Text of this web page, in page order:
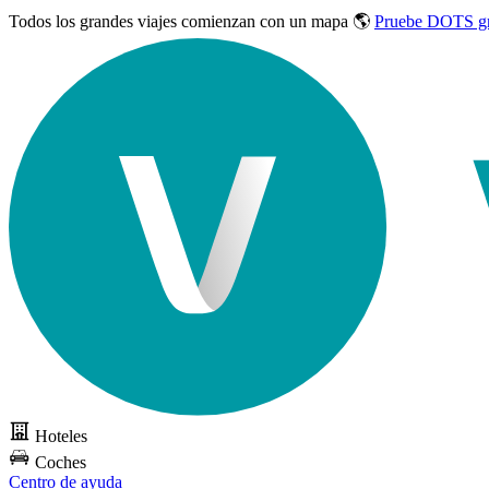
Todos los grandes viajes comienzan con un mapa 🌎 Pruebe DOTS
Hoteles
Coches
Centro de ayuda